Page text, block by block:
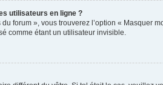
utilisateurs en ligne ?
forum », vous trouverez l’option « Masquer
comme étant un utilisateur invisible.